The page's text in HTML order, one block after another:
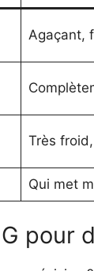
Agaçant,
Très
Qui met
pour